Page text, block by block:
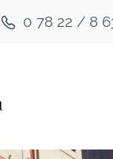
0 78 22 / 8